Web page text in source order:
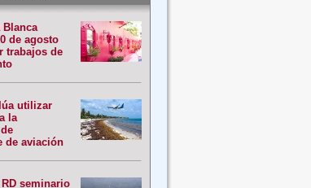
Blanca
de agosto
trabajos de
utilizar
la
de aviación
seminario